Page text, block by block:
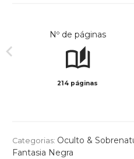
Nº de páginas
214 páginas
Categorias: Oculto &
Fantasia Negra